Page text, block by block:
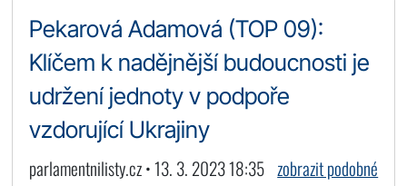
Pekarová Adamová (TOP 09):
Klíčem k nadějnější budoucnosti je
udržení jednoty v podpoře
vzdorující Ukrajiny
parlamentnilisty.cz • 13. 3. 2023 18:35 zobrazit podobné